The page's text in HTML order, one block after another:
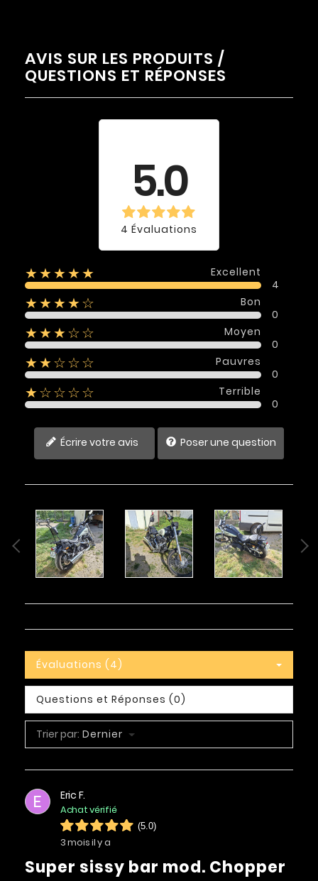
AVIS SUR LES PRODUITS /
QUESTIONS ET RÉPONSES
5.0
4 Évaluations
★★★★★
Excellent
4
★★★★☆
Bon
0
★★★☆☆
Moyen
0
★★☆☆☆
Pauvres
0
★☆☆☆☆
Terrible
0
Écrire votre avis Poser une question
Évaluations (4)
Questions et Réponses (0)
Trier par: Dernier
E Eric F.
Achat vérifié
(5.0)
3 mois il y a
Super sissy bar mod. Chopper